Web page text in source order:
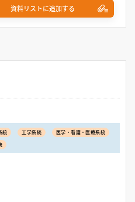
資料リストに追加する
統 工学系統
医学・看護・医療系統